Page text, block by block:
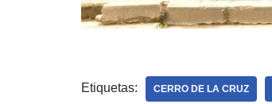
Etiquetas: CERRO DE LA CRUZ